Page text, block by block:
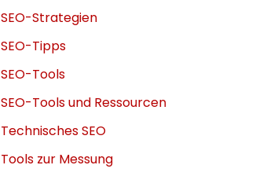
SEO-Strategien
SEO-Tipps
SEO-Tools
SEO-Tools und Ressourcen
Technisches SEO
Tools zur Messung